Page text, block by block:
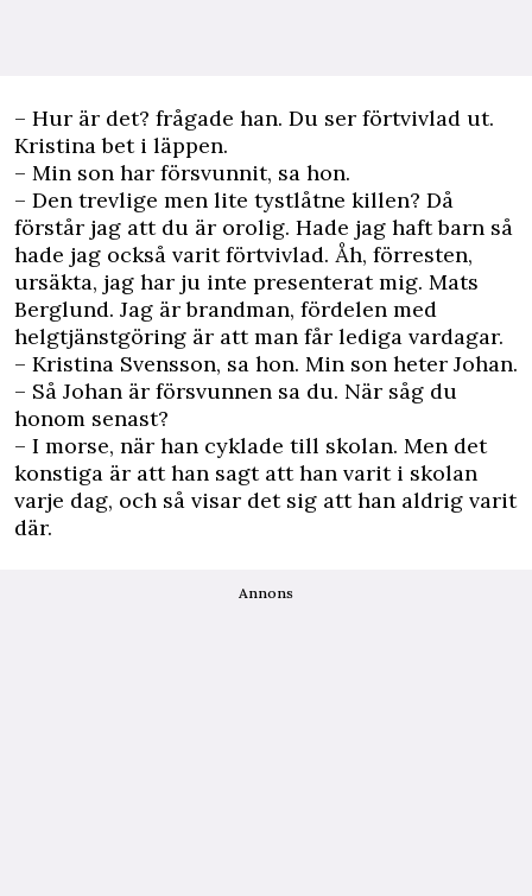
– Hur är det? frågade han. Du ser förtvivlad ut.
Kristina bet i läppen.
– Min son har försvunnit, sa hon.
– Den trevlige men lite tystlåtne killen? Då
förstår jag att du är orolig. Hade jag haft barn så
hade jag också varit förtvivlad. Åh, förresten,
ursäkta, jag har ju inte presenterat mig. Mats
Berglund. Jag är brandman, fördelen med
helgtjänstgöring är att man får lediga ­vardagar.
– Kristina Svensson, sa hon. Min son heter Johan.
– Så Johan är försvunnen sa du. När såg du
honom senast?
– I morse, när han cyklade till skolan. Men det
konstiga är att han sagt att han varit i skolan
varje dag, och så visar det sig att han aldrig varit
där.
Annons